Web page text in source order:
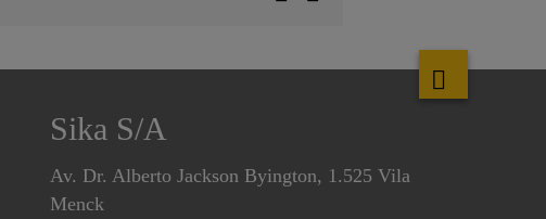
Sika S/A
Av. Dr. Alberto Jackson Byington, 1.525 Vila
Menck